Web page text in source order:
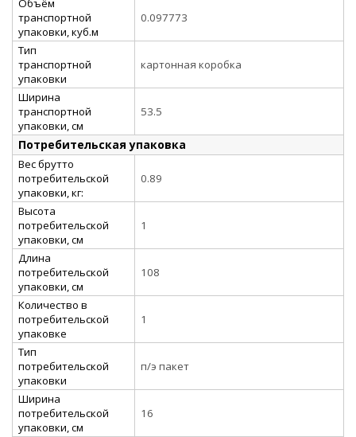
Объём
транспортной
упаковки, куб.м
0.097773
Тип
транспортной
упаковки
картонная коробка
Ширина
транспортной
упаковки, см
53.5
Потребительская упаковка
Вес брутто
потребительской
упаковки, кг:
0.89
Высота
потребительской
упаковки, см
1
Длина
потребительской
упаковки, см
108
Количество в
потребительской
упаковке
1
Тип
потребительской
упаковки
п/э пакет
Ширина
потребительской
упаковки, см
16